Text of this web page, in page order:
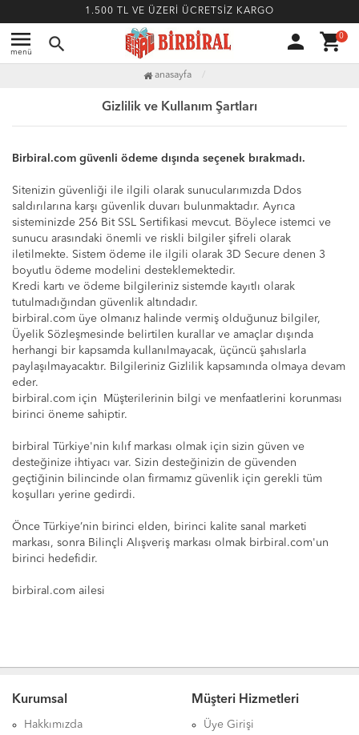
1.500 TL VE ÜZERİ ÜCRETSİZ KARGO
menu
menü search person shopping_cart0
anasayfa
Gizlilik ve Kullanım Şartları
Birbiral.com güvenli ödeme dışında seçenek bırakmadı.
Sitenizin güvenliği ile ilgili olarak sunucularımızda Ddos
saldırılarına karşı güvenlik duvarı bulunmaktadır. Ayrıca
sisteminizde 256 Bit SSL Sertifikasi mevcut. Böylece istemci ve
sunucu arasındaki önemli ve riskli bilgiler şifreli olarak
iletilmekte. Sistem ödeme ile ilgili olarak 3D Secure denen 3
boyutlu ödeme modelini desteklemektedir.
Kredi kartı ve ödeme bilgileriniz sistemde kayıtlı olarak
tutulmadığından güvenlik altındadır.
birbiral.com üye olmanız halinde vermiş olduğunuz bilgiler,
Üyelik Sözleşmesinde belirtilen kurallar ve amaçlar dışında
herhangi bir kapsamda kullanılmayacak, üçüncü şahıslarla
paylaşılmayacaktır. Bilgileriniz Gizlilik kapsamında olmaya devam
eder.
birbiral.com için Müşterilerinin bilgi ve menfaatlerini korunması
birinci öneme sahiptir.
birbiral Türkiye'nin kılıf markası olmak için sizin güven ve
desteğinize ihtiyacı var. Sizin desteğinizin de güvenden
geçtiğinin bilincinde olan firmamız güvenlik için gerekli tüm
koşulları yerine gedirdi.
Önce Türkiye’nin birinci elden, birinci kalite sanal marketi
markası, sonra Bilinçli Alışveriş markası olmak birbiral.com'un
birinci hedefidir.
birbiral.com ailesi
Kurumsal
Hakkımızda
Müşteri Hizmetleri
Üye Girişi